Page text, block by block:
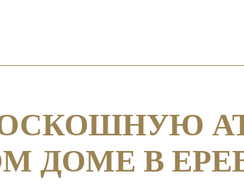
ДОМЕ В